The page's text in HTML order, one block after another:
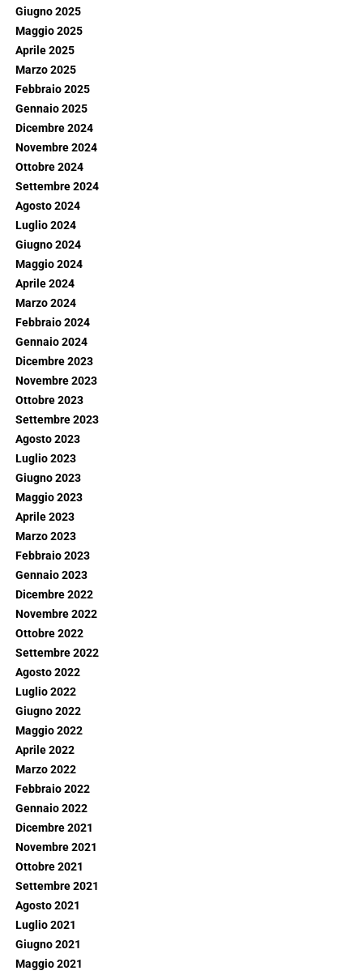
Giugno 2025
Maggio 2025
Aprile 2025
Marzo 2025
Febbraio 2025
Gennaio 2025
Dicembre 2024
Novembre 2024
Ottobre 2024
Settembre 2024
Agosto 2024
Luglio 2024
Giugno 2024
Maggio 2024
Aprile 2024
Marzo 2024
Febbraio 2024
Gennaio 2024
Dicembre 2023
Novembre 2023
Ottobre 2023
Settembre 2023
Agosto 2023
Luglio 2023
Giugno 2023
Maggio 2023
Aprile 2023
Marzo 2023
Febbraio 2023
Gennaio 2023
Dicembre 2022
Novembre 2022
Ottobre 2022
Settembre 2022
Agosto 2022
Luglio 2022
Giugno 2022
Maggio 2022
Aprile 2022
Marzo 2022
Febbraio 2022
Gennaio 2022
Dicembre 2021
Novembre 2021
Ottobre 2021
Settembre 2021
Agosto 2021
Luglio 2021
Giugno 2021
Maggio 2021